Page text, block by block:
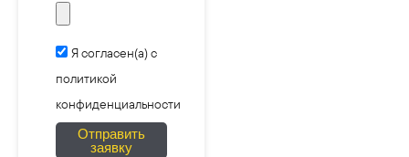
g
e
Я согласен(а) с
политикой
конфиденциальности
Отправить
заявку